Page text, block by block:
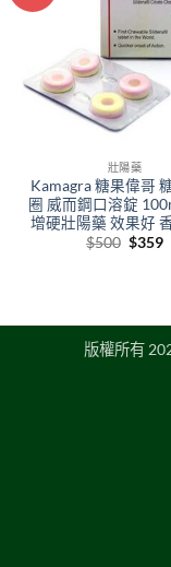
壯陽藥
Kamagra 糖果偉哥
圈 威而鋼口溶錠
增硬壯陽藥 效果好
$500 $359
版權所有